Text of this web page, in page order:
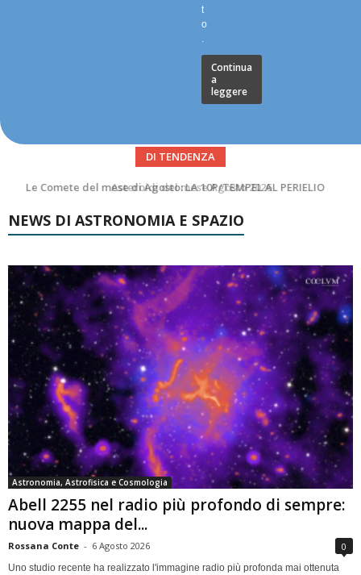
t
o
.
Continua
a
leggere
DI TENDENZA
Asteroidi del mese Agosto 2026
NEWS DI ASTRONOMIA E SPAZIO
Astronomia, Astrofisica e Cosmologia
Abell 2255 nel radio più profondo di sempre:
nuova mappa del...
Rossana Conte - 6 Agosto 2026 0
Uno studio recente ha realizzato l'immagine radio più profonda mai ottenuta